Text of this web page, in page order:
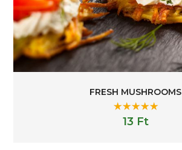
FRESH MUSHROOMS
Rated5.00
13 Ft